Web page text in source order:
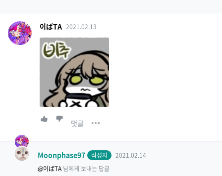
이ばTA 2021.02.13
댓글
Moonphase97 작성자
2021.02.14
@이ばTA 님에게 보내는 답글